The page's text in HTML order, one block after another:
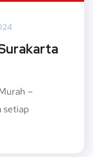
–
setiap